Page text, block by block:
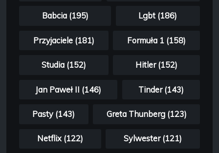
Babcia (195) Lgbt (186)
Przyjaciele (181) Formuła 1 (158)
Studia (152) Hitler (152)
Jan Paweł II (146) Tinder (143)
Pasty (143) Greta Thunberg (123)
Netflix (122) Sylwester (121)